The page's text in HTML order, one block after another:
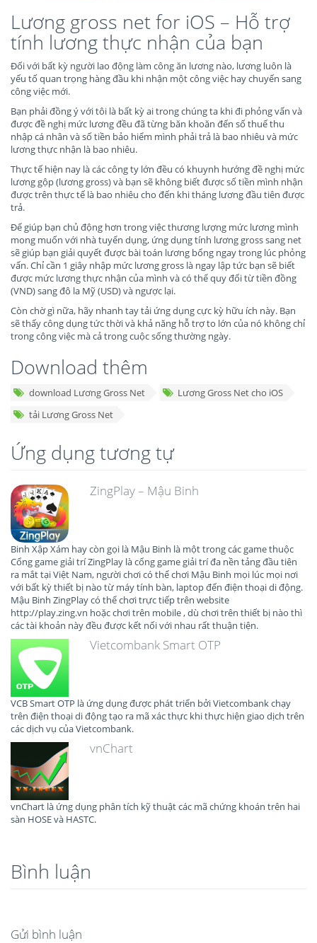
Lương gross net for iOS – Hỗ trợ
tính lương thực nhận của bạn
Đối với bất kỳ người lao động làm công ăn lương nào, lương luôn là
yếu tố quan trọng hàng đầu khi nhận một công việc hay chuyến sang
công việc mới.
Bạn phải đồng ý với tôi là bất kỳ ai trong chúng ta khi đi phỏng vấn và
được đề nghị mức lương đều đã từng băn khoăn đến số thuế thu
nhập cá nhân và số tiền bảo hiểm mình phải trả là bao nhiêu và mức
lương thực nhận là bao nhiêu.
Thực tế hiện nay là các công ty lớn đều có khuynh hướng đề nghị mức
lương gộp (lương gross) và bạn sẽ không biết được số tiền mình nhận
được trên thực tế là bao nhiêu cho đến khi tháng lương đầu tiên được
trả.
Để giúp bạn chủ động hơn trong việc thương lượng mức lương mình
mong muốn với nhà tuyển dụng, ứng dụng tính lương gross sang net
sẽ giúp bạn giải quyết được bài toán lương bổng ngay trong lúc phỏng
vấn. Chỉ cần 1 giây nhập mức lương gross là ngay lập tức bạn sẽ biết
được mức lương thực nhận của mình và có thể quy đổi từ tiền đồng
(VND) sang đô la Mỹ (USD) và ngược lại.
Còn chờ gì nữa, hãy nhanh tay tải ứng dụng cực kỳ hữu ích này. Bạn
sẽ thấy công dụng tức thời và khả năng hỗ trợ to lớn của nó không chỉ
trong công việc mà cả trong cuộc sống thường ngày.
Download thêm
download Lương Gross Net
Lương Gross Net cho iOS
tải Lương Gross Net
Ứng dụng tương tự
ZingPlay – Mậu Binh
Binh Xập Xám hay còn gọi là Mậu Binh là một trong các game thuộc
Cổng game giải trí ZingPlay là cổng game giải trí đa nền tảng đầu tiên
ra mắt tại Việt Nam, người chơi có thể chơi Mậu Binh mọi lúc mọi nơi
với bất kỳ thiết bị nào từ máy tính bàn, laptop đến điện thoại di động.
Mậu Binh ZingPlay có thể chơi trực tiếp trên website
http://play.zing.vn hoặc chơi trên mobile , dù chơi trên thiết bị nào thì
các tài khoản này đều được kết nối với nhau rất thuận tiện.
Vietcombank Smart OTP
VCB Smart OTP là ứng dụng được phát triển bởi Vietcombank chạy
trên điện thoại di động tạo ra mã xác thực khi thực hiện giao dịch trên
các dịch vụ của Vietcombank.
vnChart
vnChart là ứng dụng phân tích kỹ thuật các mã chứng khoán trên hai
sàn HOSE và HASTC.
Bình luận
Gửi bình luận